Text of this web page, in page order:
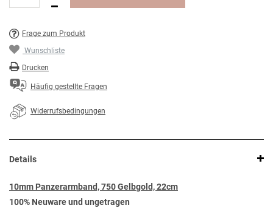
Frage zum Produkt
Wunschliste
Drucken
Häufig gestellte Fragen
Widerrufsbedingungen
Details
10mm Panzerarmband, 750 Gelbgold, 22cm
100% Neuware und ungetragen